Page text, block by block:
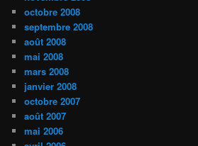
octobre 2008
septembre 2008
août 2008
mai 2008
mars 2008
janvier 2008
octobre 2007
août 2007
mai 2006